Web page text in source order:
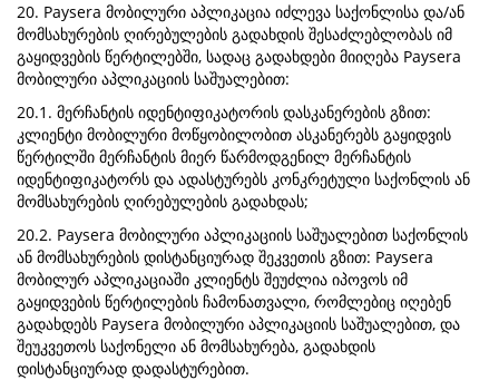
20. Paysera მობილური აპლიკაცია იძლევა საქონლისა და/ან
მომსახურების ღირებულების გადახდის შესაძლებლობას იმ
გაყიდვების წერტილებში, სადაც გადახდები მიიღება Paysera
მობილური აპლიკაციის საშუალებით:
20.1. მერჩანტის იდენტიფიკატორის დასკანერების გზით:
კლიენტი მობილური მოწყობილობით ასკანერებს გაყიდვის
წერტილში მერჩანტის მიერ წარმოდგენილ მერჩანტის
იდენტიფიკატორს და ადასტურებს კონკრეტული საქონლის ან
მომსახურების ღირებულების გადახდას;
20.2. Paysera მობილური აპლიკაციის საშუალებით საქონლის
ან მომსახურების დისტანციურად შეკვეთის გზით: Paysera
მობილურ აპლიკაციაში კლიენტს შეუძლია იპოვოს იმ
გაყიდვების წერტილების ჩამონათვალი, რომლებიც იღებენ
გადახდებს Paysera მობილური აპლიკაციის საშუალებით, და
შეუკვეთოს საქონელი ან მომსახურება, გადახდის
დისტანციურად დადასტურებით.